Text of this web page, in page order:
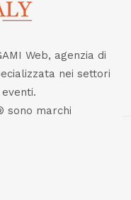
Web, agenzia di
nei settori
sono marchi